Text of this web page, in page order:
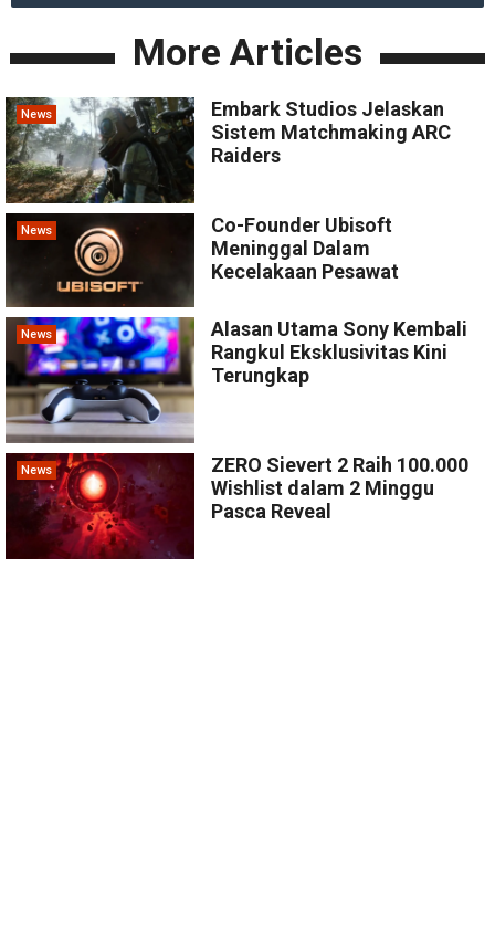
More Articles
News
Embark Studios Jelaskan
Sistem Matchmaking ARC
Raiders
News
Co-Founder Ubisoft
Meninggal Dalam
Kecelakaan Pesawat
News
Alasan Utama Sony Kembali
Rangkul Eksklusivitas Kini
Terungkap
News
ZERO Sievert 2 Raih 100.000
Wishlist dalam 2 Minggu
Pasca Reveal